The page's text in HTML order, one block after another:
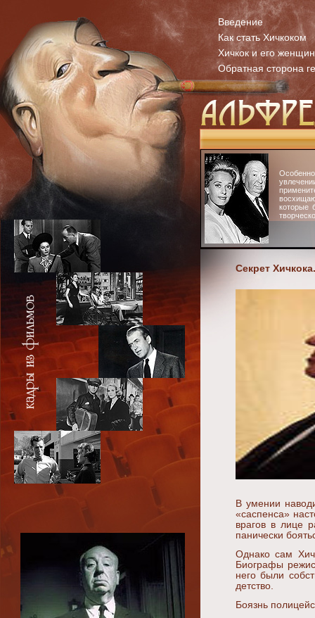
Введение
Как стать Хичкоком
Хичкок и его
Обратная сторона
которые
Секрет
В умении
«саспенса»
врагов в лице
панически
Однако сам
Биографы
него были
детство.
Боязнь